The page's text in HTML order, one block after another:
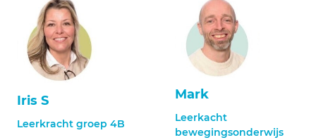
Iris S
Leerkracht groep 4B
Mark
Leerkacht
bewegingsonderwijs